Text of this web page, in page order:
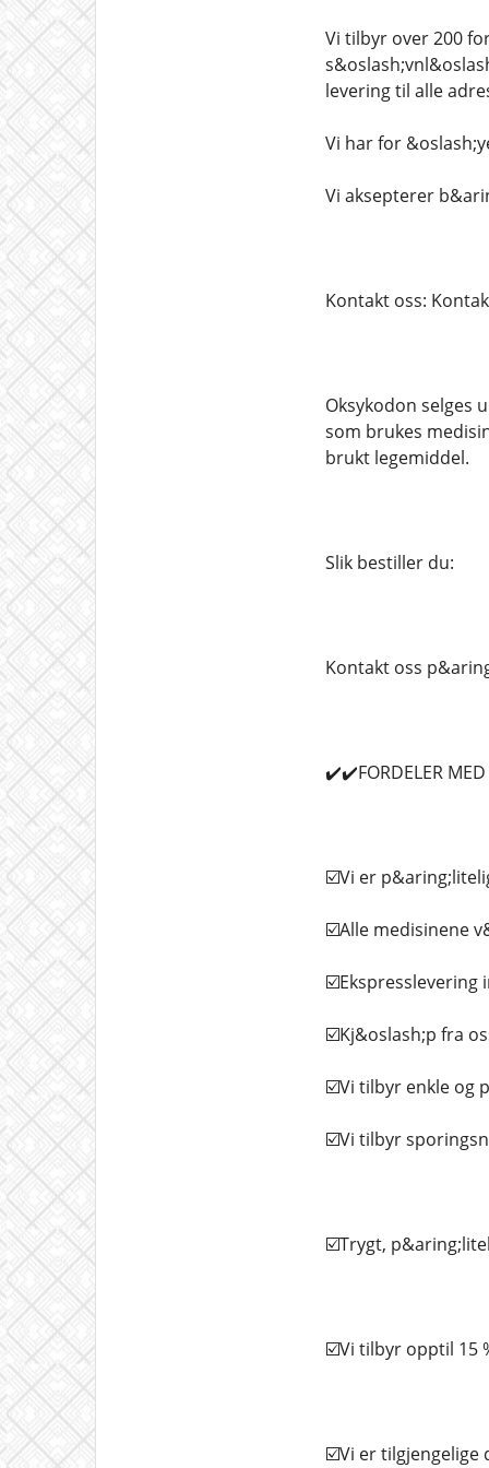
Vi tilbyr over 200
levering til alle
Vi har for
Vi aksepterer
Kontakt oss:
Oksykodon selges
som brukes
brukt legemiddel.
Slik bestiller du:
Kontakt oss
✔️✔️FORDELER MED
☑️Vi er
☑️Alle medisinene
☑️Ekspresslevering
☑️Kj&oslash;p fra
☑️Vi tilbyr enkle og
☑️Vi tilbyr
☑️Trygt,
☑️Vi tilbyr opptil 15
☑️Vi er tilgjengelige